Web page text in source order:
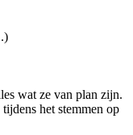
wat ze van plan zijn.
het stemmen op